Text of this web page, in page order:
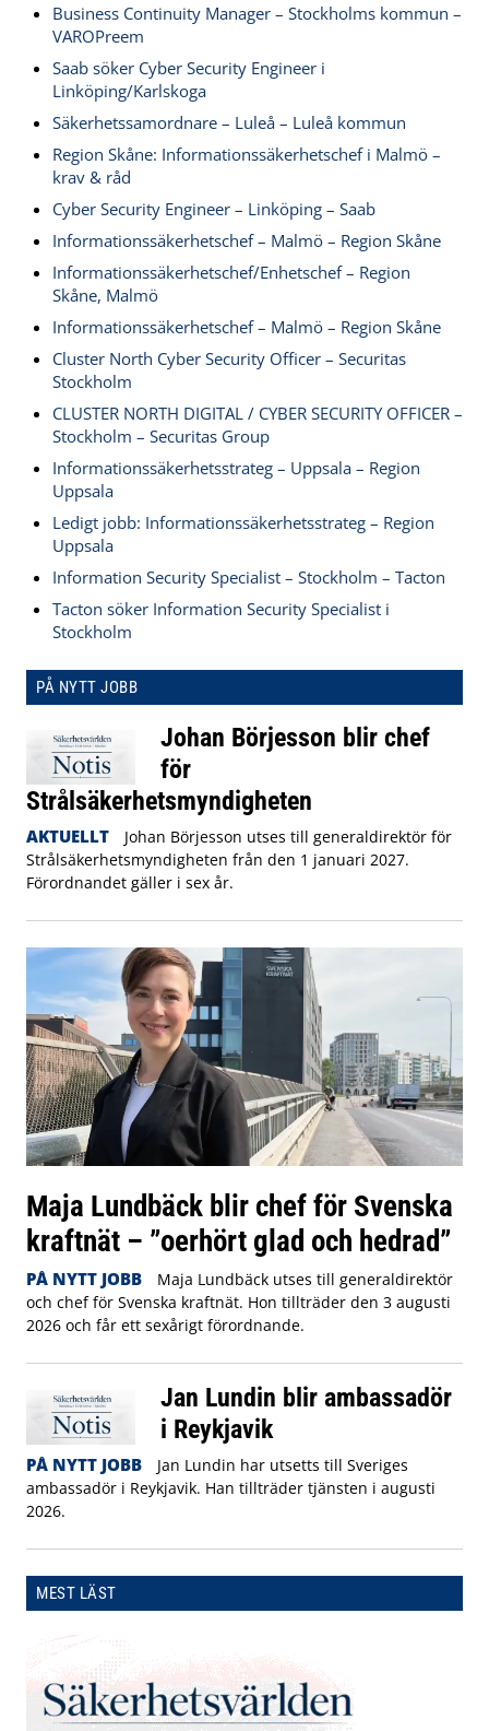
Business Continuity Manager – Stockholms kommun –
VAROPreem
Saab söker Cyber Security Engineer i
Linköping/Karlskoga
Säkerhetssamordnare – Luleå – Luleå kommun
Region Skåne: Informationssäkerhetschef i Malmö –
krav & råd
Cyber Security Engineer – Linköping – Saab
Informationssäkerhetschef – Malmö – Region Skåne
Informationssäkerhetschef/Enhetschef – Region
Skåne, Malmö
Informationssäkerhetschef – Malmö – Region Skåne
Cluster North Cyber Security Officer – Securitas
Stockholm
CLUSTER NORTH DIGITAL / CYBER SECURITY OFFICER –
Stockholm – Securitas Group
Informationssäkerhetsstrateg – Uppsala – Region
Uppsala
Ledigt jobb: Informationssäkerhetsstrateg – Region
Uppsala
Information Security Specialist – Stockholm – Tacton
Tacton söker Information Security Specialist i
Stockholm
PÅ NYTT JOBB
Johan Börjesson blir chef
för
Strålsäkerhetsmyndigheten
AKTUELLT
Johan Börjesson utses till generaldirektör för
Strålsäkerhetsmyndigheten från den 1 januari 2027.
Förordnandet gäller i sex år.
Maja Lundbäck blir chef för Svenska
kraftnät – ”oerhört glad och hedrad”
PÅ NYTT JOBB
Maja Lundbäck utses till generaldirektör
och chef för Svenska kraftnät. Hon tillträder den 3 augusti
2026 och får ett sexårigt förordnande.
Jan Lundin blir ambassadör
i Reykjavik
PÅ NYTT JOBB
Jan Lundin har utsetts till Sveriges
ambassadör i Reykjavik. Han tillträder tjänsten i augusti
2026.
MEST LÄST